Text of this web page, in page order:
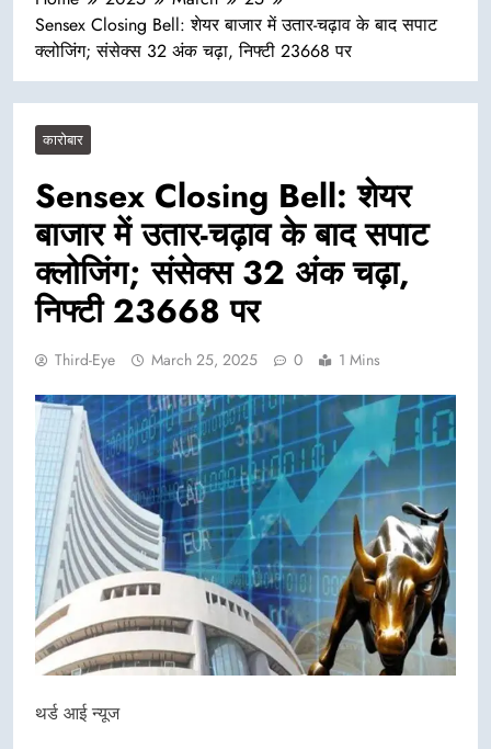
Sensex Closing Bell: शेयर बाजार में उतार-चढ़ाव के बाद सपाट
क्लोजिंग; संसेक्स 32 अंक चढ़ा, निफ्टी 23668 पर
कारोबार
Sensex Closing Bell: शेयर
बाजार में उतार-चढ़ाव के बाद सपाट
क्लोजिंग; संसेक्स 32 अंक चढ़ा,
निफ्टी 23668 पर
Third-Eye March 25, 2025 0 1 Mins
थर्ड आई न्यूज